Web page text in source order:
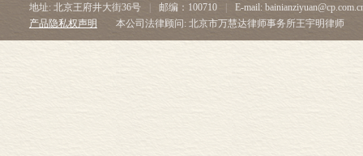
地址: 北京王府井大街36号
邮编：100710
E-mail:
产品隐私权声明
本公司法律顾问: 北京市万慧达律师事务所王宇明律师